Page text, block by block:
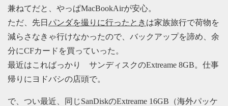
兼ねてだと、やっぱMacBookAirが安心。
ただ、先日 パンダを撮りに行ったとき は家族旅行で荷物を
減らさなきゃ行けなかったので、バックアップを諦め、余
分にCFカードを買っていった。
最近はこればっかり サンディスクのExtreame 8GB。仕事
帰りにヨドバシの店頭で。
で、つい最近、同じSanDiskのExtreame 16GB（海外パッケ